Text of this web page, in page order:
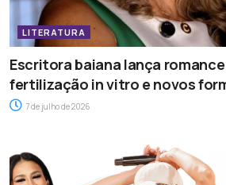
LITERATURA
Escritora baiana lança
fertilização in vitro e novos
7 de julho de 2026